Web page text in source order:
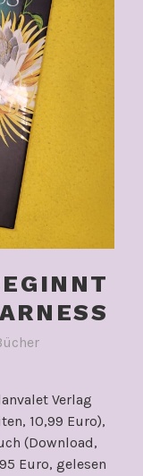
Verlag
10,99 Euro),
(Download,
Euro, gelesen